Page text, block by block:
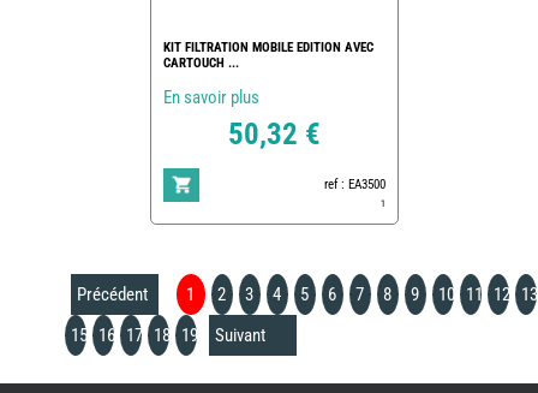
KIT FILTRATION MOBILE EDITION AVEC
CARTOUCH ...
En savoir plus
50,32 €
ref : EA3500
1
Précédent 1 2 3 4 5 6 7 8 9 10 11 12
13
15
16 17 18 19 Suivant